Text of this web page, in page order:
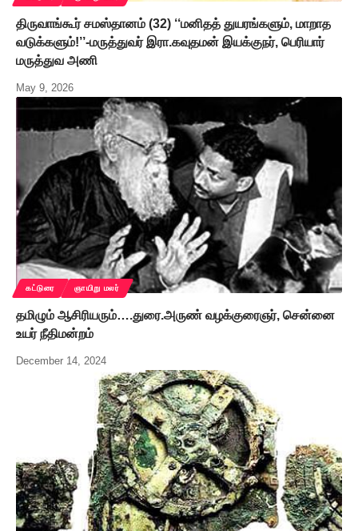
திருவாங்கூர் சமஸ்தானம் (32) ‘‘மனிதத் துயரங்களும், மாறாத
வடுக்களும்!’’-மருத்துவர் இரா.கவுதமன் இயக்குநர், பெரியார்
மருத்துவ அணி
May 9, 2026
கட்டுரை ஞாயிறு மலர்
தமிழும் ஆசிரியரும்….துரை.அருண் வழக்குரைஞர், சென்னை
உயர் நீதிமன்றம்
December 14, 2024